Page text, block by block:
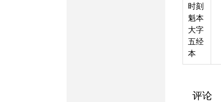
时刻
魁本
大字
五经
本
评论